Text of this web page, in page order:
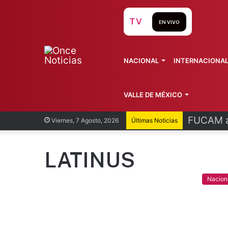
Viernes, 7 Agosto, 2026 Últimas Noticias FUCAM
TV EN VIVO
NACIONAL INTERNACIONAL
VALLE DE MÉXICO
LATINUS